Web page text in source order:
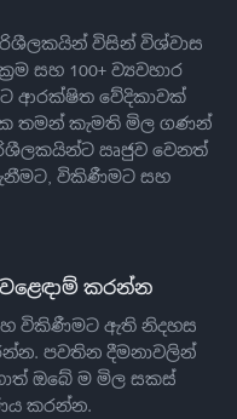
විසින් විශ්වාස
සහ 100+ ව්‍යවහාර
ආරක්ෂිත වේදිකාවක්
තමන් කැමති මිල ගණන්
ඍජුව වෙනත්
විකිණීමට සහ
කරන්න
විකිණීමට ඇති නිදහස
පවතින දීමනාවලින්
ඔබේ ම මිල සකස්
කරන්න.